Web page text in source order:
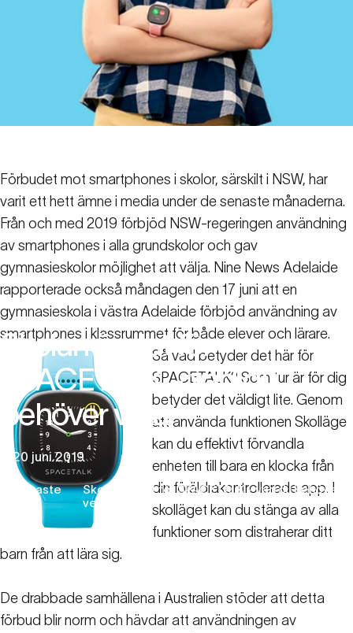
Skolanärslut för
SPACETALK-vaddu
behöverveta
20 juni 2019
Senaste
Skolan är slut för SPACETALK - vad du behöver
veta
Förbudet mot smartphones i skolor, särskilt i NSW, har
varit ett hett ämne i media under de senaste månaderna.
Från och med 2019 förbjöd NSW-regeringen användning
av smartphones i alla grundskolor och gav
gymnasieskolor möjlighet att välja. Nine News Adelaide
rapporterade också måndagen den 17 juni att en
gymnasieskola i västra Adelaide förbjöd användning av
smartphones i klassrummet för både elever och lärare.
Så vad betyder det här för
SPACETALK? Som tur är för dig
betyder det väldigt lite. Genom
att använda funktionen Skolläge
kan du effektivt förvandla
enheten till bara en klocka från
din föräldrakontrollerade app. I
skolläget kan du stänga av alla
funktioner som distraherar ditt
barn från att lära sig.
De drabbade samhällena i Australien stöder att detta
förbud blir norm och hävdar att användningen av